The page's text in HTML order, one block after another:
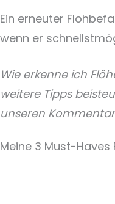
Ein erneuter
wenn er
Wie erkenne ich
weitere Tipps
unseren
Meine 3 Must-